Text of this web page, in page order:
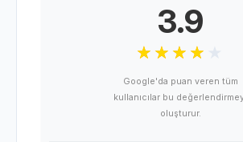
3.9
Google'da puan veren tüm
kullanıcılar bu
oluşturur.